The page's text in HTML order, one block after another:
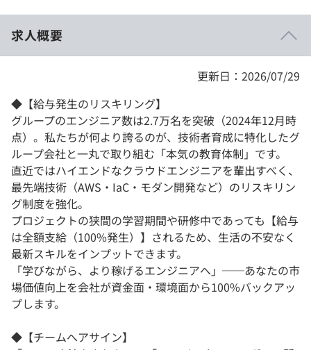
契約内容・クーポン
求人概要
更新日：2026/07/29
◆【給与発生のリスキリング】
グループのエンジニア数は2.7万名を突破（2024年12月時
点）。私たちが何より誇るのが、技術者育成に特化したグ
ループ会社と一丸で取り組む「本気の教育体制」です。
直近ではハイエンドなクラウドエンジニアを輩出すべく、
最先端技術（AWS・IaC・モダン開発など）のリスキリン
グ制度を強化。
プロジェクトの狭間の学習期間や研修中であっても【給与
は全額支給（100%発生）】されるため、生活の不安なく
最新スキルをインプットできます。
「学びながら、より稼げるエンジニアへ」──あなたの市
場価値向上を会社が資金面・環境面から100%バックアッ
プします。
◆【チームへアサイン】